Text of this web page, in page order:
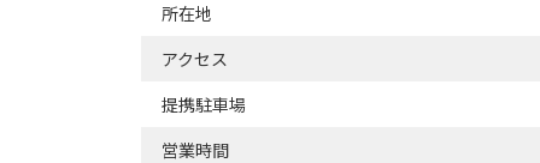
所在地
アクセス
提携駐車場
営業時間